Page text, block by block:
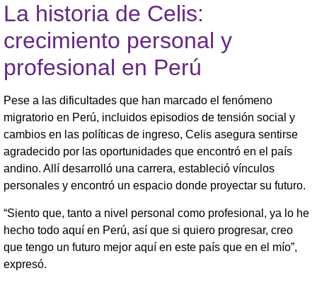
La historia de Celis:
crecimiento personal y
profesional en Perú
Pese a las dificultades que han marcado el fenómeno
migratorio en Perú, incluidos episodios de tensión social y
cambios en las políticas de ingreso, Celis asegura sentirse
agradecido por las oportunidades que encontró en el país
andino. Allí desarrolló una carrera, estableció vínculos
personales y encontró un espacio donde proyectar su futuro.
“Siento que, tanto a nivel personal como profesional, ya lo he
hecho todo aquí en Perú, así que si quiero progresar, creo
que tengo un futuro mejor aquí en este país que en el mío”,
expresó.